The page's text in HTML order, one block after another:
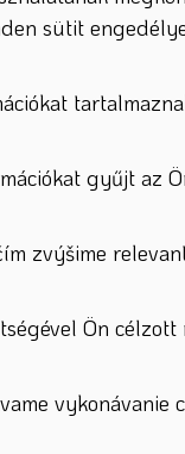
sütit
gyűjt az
zvýšime
Ön célzott